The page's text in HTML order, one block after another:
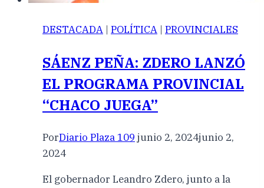
DESTACADA | POLÍTICA | PROVINCIALES
SÁENZ PEÑA: ZDERO LANZÓ
EL PROGRAMA PROVINCIAL
“CHACO JUEGA”
PorDiario Plaza 109 junio 2, 2024junio 2,
2024
El gobernador Leandro Zdero, junto a la